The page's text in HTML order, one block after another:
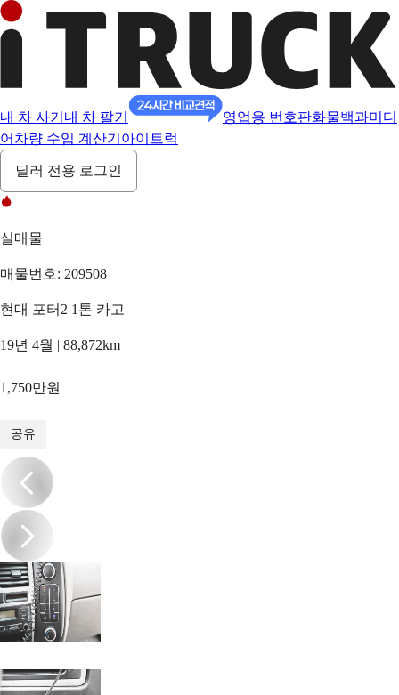
내 차 사기 내 차 팔기 영업용 번호판화물백과미디
어 차량 수입 계산기 아이트럭
딜러 전용 로그인
실매물
매물번호: 209508
현대 포터2 1톤 카고
19년 4월 | 88,872km
1,750만원
공유
/19